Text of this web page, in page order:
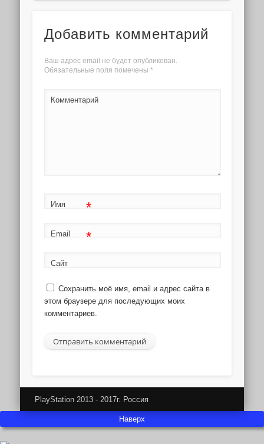
Добавить комментарий
Ваш адрес email не будет опубликован.
Обязательные поля помечены *
Комментарий
Имя *
Email *
Сайт
Сохранить моё имя, email и адрес сайта в
этом браузере для последующих моих
комментариев.
PlayStation 2013 - 2017г. Россия
Наверх